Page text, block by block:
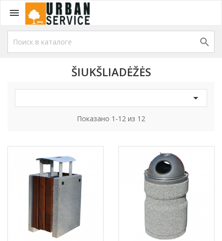


ŠIUKŠLIADĖŽĖS

Показано 1-12 из 12